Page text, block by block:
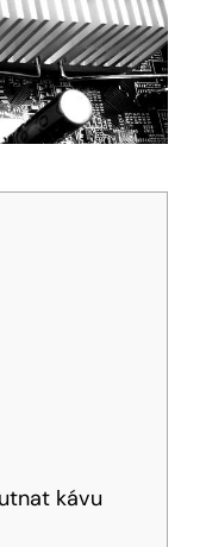
kávu